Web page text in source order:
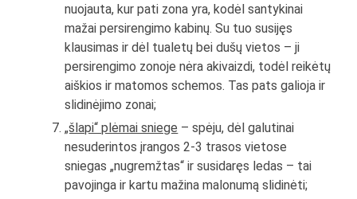
nuojauta, kur pati zona yra, kodėl santykinai
mažai persirengimo kabinų. Su tuo susijęs
klausimas ir dėl tualetų bei dušų vietos – ji
persirengimo zonoje nėra akivaizdi, todėl reikėtų
aiškios ir matomos schemos. Tas pats galioja ir
slidinėjimo zonai;
„šlapi“ plėmai sniege – spėju, dėl galutinai
nesuderintos įrangos 2-3 trasos vietose
sniegas „nugremžtas“ ir susidaręs ledas – tai
pavojinga ir kartu mažina malonumą slidinėti;